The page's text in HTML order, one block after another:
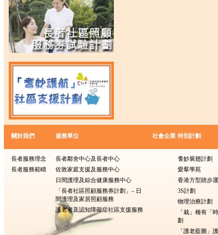
關於我們
長者服務理念
長者服務範疇
服務單位
長者鄰舍中心及長者中心
佐敦家庭支援及服務中心
日間護理及綜合健康服務中心
「長者社區照顧服務券計劃」– 日
間護理及家居照顧服務
護老者及認知障礙症社區支援服務
社會企業 特別計劃
耆妙展翅計劃
愛羣學苑
香港方型踏步
3S計劃
物理治療計劃
「栽」種有
劃
「護老藍圖」